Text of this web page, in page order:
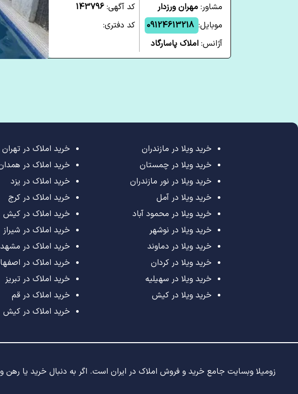
مشاور: مهران ورزدار
موبایل: 09124613218
آژانس: املاک پاسارگاد
کد آگهی: 143796
کد دفتری:
خرید ویلا در مازندران
خرید ویلا در چمستان
خرید ویلا در نور مازندران
خرید ویلا در آمل
خرید ویلا در محمود آباد
خرید ویلا در نوشهر
خرید ویلا در دماوند
خرید ویلا در کردان
خرید ویلا در سهیلیه
خرید ویلا در کیش
خرید املاک در تهران
خرید املاک در
خرید املاک در یزد
خرید املاک در کرج
خرید املاک در کیش
خرید املاک در شیراز
خرید املاک در مشهد
خرید املاک در
خرید املاک در تبریز
خرید املاک در قم
خرید املاک در کیش
زومیلا وبسایت جامع خرید و فروش املاک در ایران است. اگر به دنبال خرید یا رهن